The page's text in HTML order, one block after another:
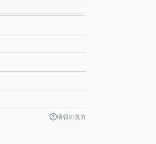
情報の見方